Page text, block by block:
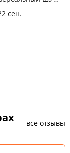
сен.
все отзывы